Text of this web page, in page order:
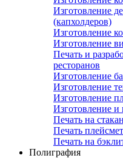
Изготовление
(капхолдеров)
Изготовление
Изготовление
Печать и
ресторанов
Изготовление
Изготовление
Изготовление
Изготовление и
Печать на
Печать
Печать на
Полиграфия